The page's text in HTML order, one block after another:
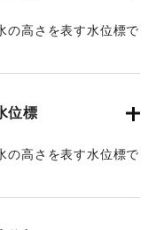
度も見舞われ、未曾
より、それぞれ約二
上浸水対策特別緊急
国川の中流部約十キ
の高さを表す水位標で
いる。
位標
の高さを表す水位標で
いる。